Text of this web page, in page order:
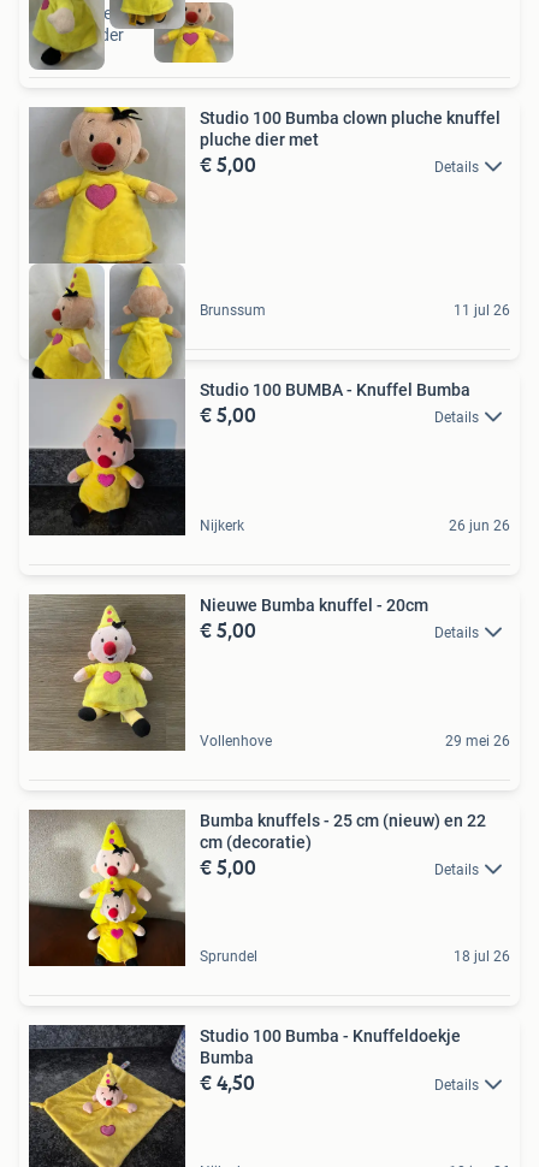
Ook van deze
adverteerder
Studio 100 Bumba clown pluche knuffel
pluche dier met
€ 5,00 Details
Brunssum 11 jul 26
Studio 100 BUMBA - Knuffel Bumba
€ 5,00 Details
Nijkerk 26 jun 26
Nieuwe Bumba knuffel - 20cm
€ 5,00 Details
Vollenhove 29 mei 26
Bumba knuffels - 25 cm (nieuw) en 22
cm (decoratie)
€ 5,00 Details
Sprundel 18 jul 26
Studio 100 Bumba - Knuffeldoekje
Bumba
€ 4,50 Details